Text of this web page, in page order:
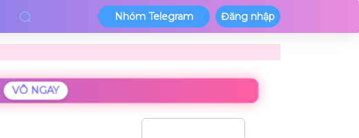
Nhóm Telegram Đăng nhập
VÔ NGAY